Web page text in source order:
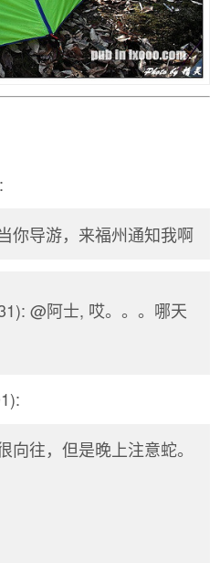
你导游，来福州通知我啊
@阿士, 哎。。。哪天
向往，但是晚上注意蛇。